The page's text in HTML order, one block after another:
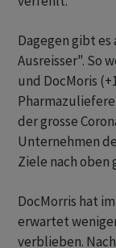
Dagegen gibt
Ausreisser". So
und DocMoris
der grosse
Unternehmen
Ziele nach oben
DocMorris hat
erwartet
verblieben.